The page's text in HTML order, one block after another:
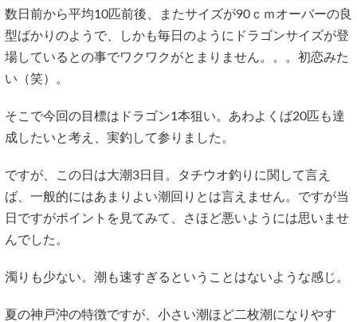
数日前から平均10匹前後、またサイズが90ｃｍオーバーの良
型ばかりのようで、しかも毎日のようにドラゴンサイズが登
場しているとの事でワクワクがとまりません。。。初恋みた
い（笑）。
そこで今回の目標はドラゴン1本狙い。あわよくば20匹も達
成したいと考え、実釣して参りました。
ですが、この日は大潮3日目。タチウオ釣りに関して言え
ば、一般的にはあまりよい潮回りとは言えません。ですが当
日ですがポイントを見てみて、さほど悪いようには思いませ
んでした。
濁りも少ない。潮も速すぎるということはないような感じ。
夏の神戸沖の特徴ですが、小さい潮ほど二枚潮になりやす